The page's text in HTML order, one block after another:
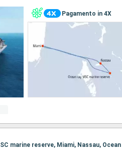
Pagamento in 4X